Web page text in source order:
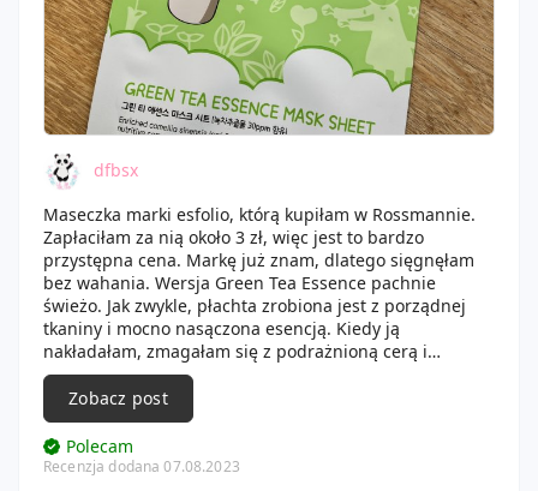
dfbsx
Maseczka marki esfolio, którą kupiłam w Rossmannie.
Zapłaciłam za nią około 3 zł, więc jest to bardzo
przystępna cena. Markę już znam, dlatego sięgnęłam
bez wahania. Wersja Green Tea Essence pachnie
świeżo. Jak zwykle, płachta zrobiona jest z porządnej
tkaniny i mocno nasączona esencją. Kiedy ją
nakładałam, zmagałam się z podrażnioną cerą i
faktycznie miałam wrażenie ukojenia. Poza tym jak
zwykle bardzo dobrze nawilżyła moją cerę i zadziałała
rozświetlająco.
Zobacz post
Polecam
Recenzja dodana 07.08.2023